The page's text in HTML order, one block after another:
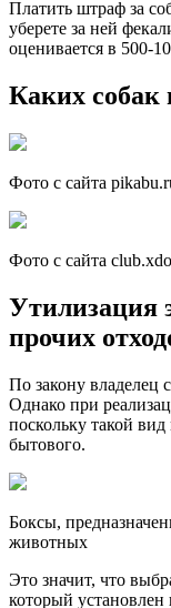
Платить штраф за
уберете за ней
оценивается в 500-
Каких собак
Фото с сайта
Фото с сайта
Утилизация
прочих
По закону владелец
Однако при
поскольку такой
бытового.
Боксы,
животных
Это значит, что
который установлен